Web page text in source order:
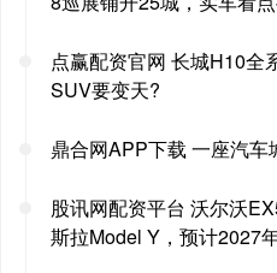
点赢配资官网 长城H10全
SUV要变天?
鼎合网APP下载 一座汽车
股讯网配资平台 沃尔沃
斯拉Model Y，预计2027